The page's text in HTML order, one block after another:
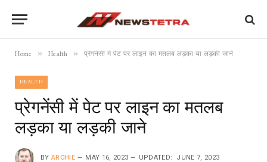
Home » Health » प्रेगनेंसी में पेट पर लाइन का मतलब लड़का या लड़की जाने
HEALTH
प्रेगनेंसी में पेट पर लाइन का मतलब
लड़का या लड़की जाने
BY ARCHIE MAY 16, 2023 UPDATED: JUNE 7, 2023